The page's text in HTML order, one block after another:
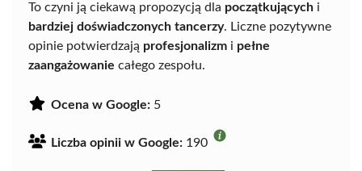
To czyni ją ciekawą propozycją dla początkujących i
bardziej doświadczonych tancerzy. Liczne pozytywne
opinie potwierdzają profesjonalizm i pełne
zaangażowanie całego zespołu.
Ocena w Google: 5
Liczba opinii w Google: 190